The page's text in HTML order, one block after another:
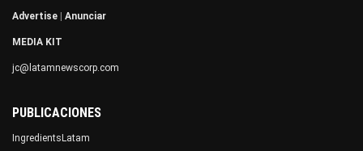
Advertise Anunciar
MEDIA KIT
jc@latamnewscorp.com
PUBLICACIONES
IngredientsLatam